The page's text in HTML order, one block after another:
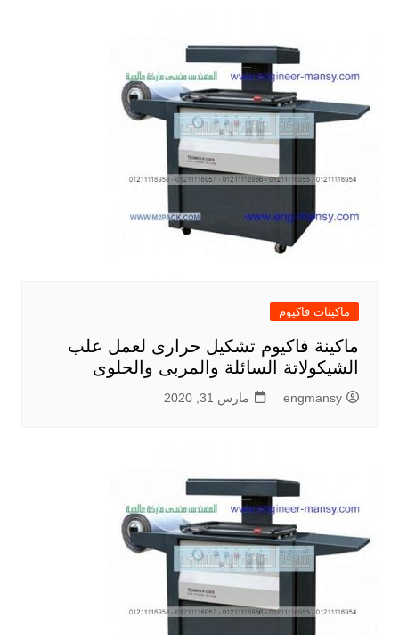
ماكينات فاكيوم
ماكينة فاكيوم تشكيل حرارى لعمل علب
الشيكولاتة السائلة والمربى والحلوى
engmansy مارس 31, 2020